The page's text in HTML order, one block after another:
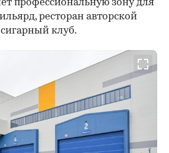
профессиональную зону для
ресторан авторской
клуб.